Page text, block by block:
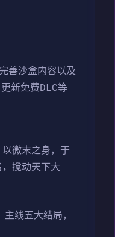
善沙盒内容以及
新免费DLC等
微末之身，于
搅动天下大
线五大结局，